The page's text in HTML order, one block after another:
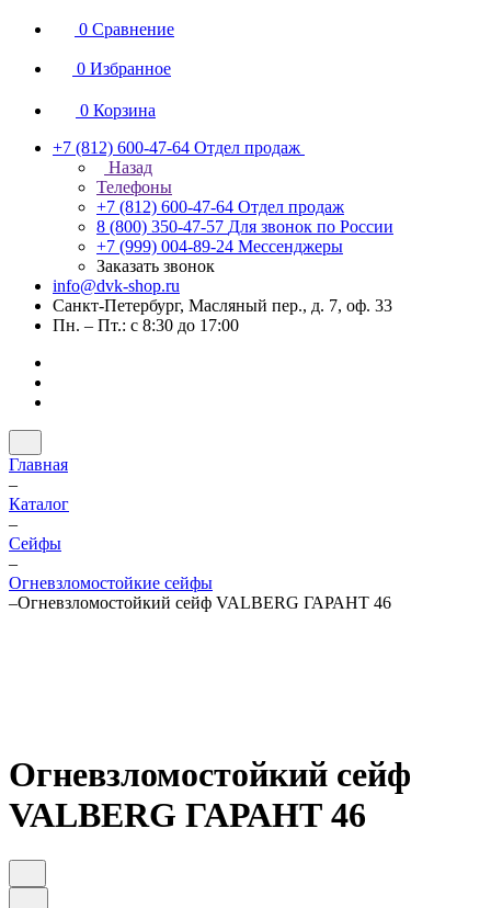
0 Сравнение
0 Избранное
0 Корзина
+7 (812) 600-47-64 Отдел продаж
Назад
Телефоны
+7 (812) 600-47-64 Отдел продаж
8 (800) 350-47-57 Для звонок по России
+7 (999) 004-89-24 Мессенджеры
Заказать звонок
info@dvk-shop.ru
Санкт-Петербург, Масляный пер., д. 7, оф. 33
Пн. – Пт.: с 8:30 до 17:00
Главная
–
Каталог
–
Cейфы
–
Огневзломостойкие сейфы
–Огневзломостойкий сейф VALBERG ГАРАНТ 46
Огневзломостойкий сейф
VALBERG ГАРАНТ 46